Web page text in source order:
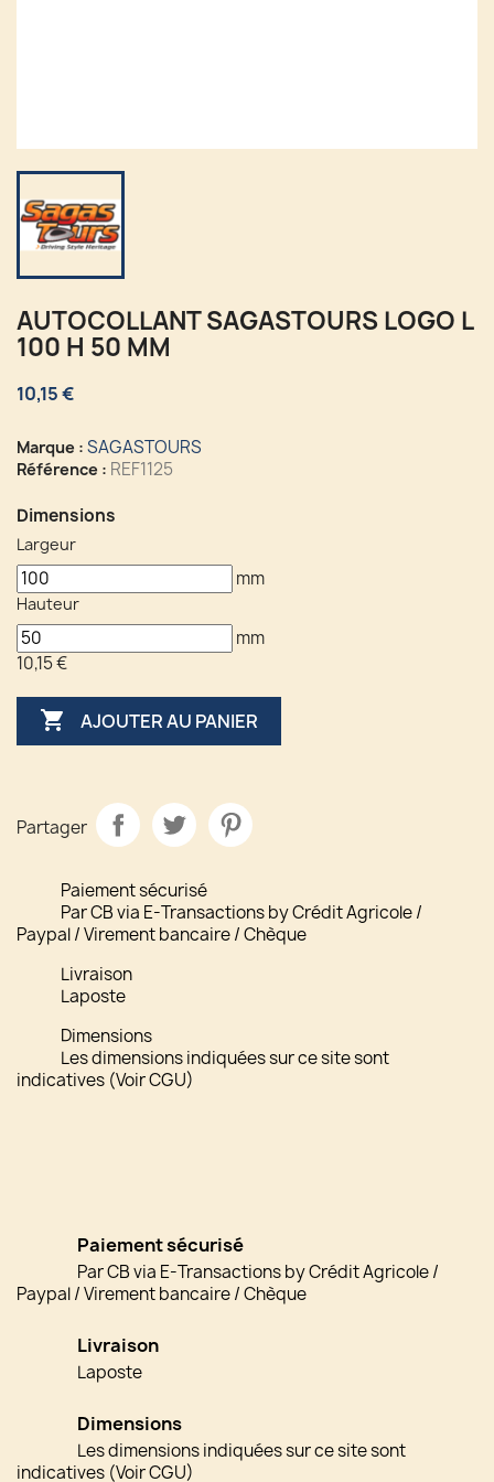
AUTOCOLLANT SAGASTOURS LOGO L
100 H 50 MM
10,15 €
Marque : SAGASTOURS
Référence : REF1125
Dimensions
Largeur
mm
Hauteur
mm
10,15 €
 AJOUTER AU PANIER
Partager
Paiement sécurisé
Par CB via E-Transactions by Crédit Agricole /
Paypal / Virement bancaire / Chèque
Livraison
Laposte
Dimensions
Les dimensions indiquées sur ce site sont
indicatives (Voir CGU)
Paiement sécurisé
Par CB via E-Transactions by Crédit Agricole /
Paypal / Virement bancaire / Chèque
Livraison
Laposte
Dimensions
Les dimensions indiquées sur ce site sont
indicatives (Voir CGU)